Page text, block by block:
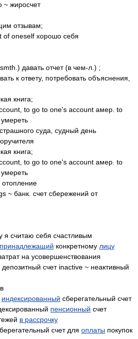
~ жиросчет
отзывам;
of oneself хорошо себя
давать отчет (в чем-л.) ;
к ответу, потребовать объяснения,
книга;
to go to one's account амер. to
страшного суда, судный день
книга;
to go to one's account амер. to
отопление
~ банк. счет сбережений от
я считаю себя счастливым
принадлежащий конкретному лицу
на усовершенствования
депозитный счет inactive ~ неактивный
индексированный сберегательный счет
пенсионный счет
в рассрочку
счет для оплаты покупок